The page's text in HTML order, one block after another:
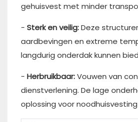
gehuisvest met minder
- Sterk en veilig:Deze
aardbevingen en extreme
langdurig onderdak kunnen
- Herbruikbaar:Vouwen van
dienstverlening. De lage
oplossing voor